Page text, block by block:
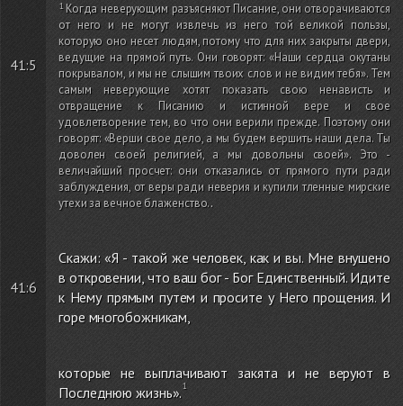
41:5
Когда неверующим разъясняют Писание, они отворачиваются
от него и не могут извлечь из него той великой пользы,
которую оно несет людям, потому что для них закрыты двери,
ведущие на прямой путь. Они говорят: «Наши сердца окутаны
покрывалом, и мы не слышим твоих слов и не видим тебя». Тем
самым неверующие хотят показать свою ненависть и
отвращение к Писанию и истинной вере и свое
удовлетворение тем, во что они верили прежде. Поэтому они
говорят: «Верши свое дело, а мы будем вершить наши дела. Ты
доволен своей религией, а мы довольны своей». Это -
величайший просчет: они отказались от прямого пути ради
заблуждения, от веры ради неверия и купили тленные мирские
утехи за вечное блаженство..
41:6
Скажи: «Я - такой же человек, как и вы. Мне внушено
в откровении, что ваш бог - Бог Единственный. Идите
к Нему прямым путем и просите у Него прощения. И
горе многобожникам,
которые не выплачивают закята и не веруют в
Последнюю жизнь».